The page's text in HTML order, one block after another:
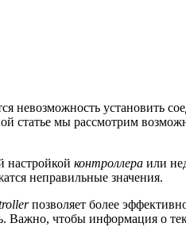
невозможность установить
статье мы рассмотрим
настройкой контроллера или
неправильные значения.
позволяет более
Важно, чтобы информация о